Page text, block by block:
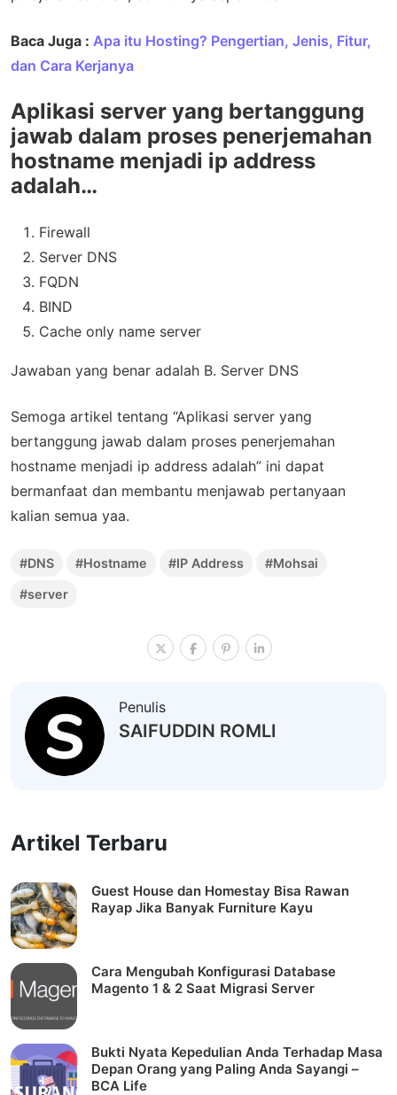
Baca Juga : Apa itu Hosting? Pengertian, Jenis, Fitur,
dan Cara Kerjanya
Aplikasi server yang bertanggung
jawab dalam proses penerjemahan
hostname menjadi ip address
adalah…
Firewall
Server DNS
FQDN
BIND
Cache only name server
Jawaban yang benar adalah B. Server DNS
Semoga artikel tentang “Aplikasi server yang
bertanggung jawab dalam proses penerjemahan
hostname menjadi ip address adalah” ini dapat
bermanfaat dan membantu menjawab pertanyaan
kalian semua yaa.
#DNS #Hostname #IP Address #Mohsai
#server
Penulis
SAIFUDDIN ROMLI
Artikel Terbaru
Guest House dan Homestay Bisa Rawan
Rayap Jika Banyak Furniture Kayu
Cara Mengubah Konfigurasi Database
Magento 1 & 2 Saat Migrasi Server
Bukti Nyata Kepedulian Anda Terhadap Masa
Depan Orang yang Paling Anda Sayangi –
BCA Life